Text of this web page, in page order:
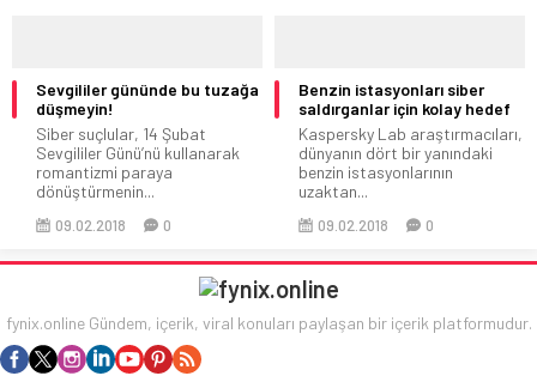
Sevgililer gününde bu tuzağa
düşmeyin!
Siber suçlular, 14 Şubat
Sevgililer Günü’nü kullanarak
romantizmi paraya
dönüştürmenin...
09.02.2018 0
Benzin istasyonları siber
saldırganlar için kolay hedef
Kaspersky Lab araştırmacıları,
dünyanın dört bir yanındaki
benzin istasyonlarının
uzaktan...
09.02.2018 0
fynix.online Gündem, içerik, viral konuları paylaşan bir içerik platformudur.